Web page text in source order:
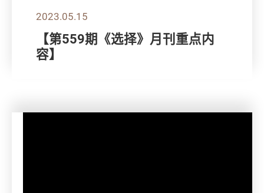
2023.05.15
【第559期《选择》月刊重点内
容】